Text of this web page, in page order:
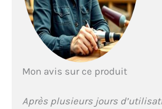
Mon avis sur ce produit
Après plusieurs jours